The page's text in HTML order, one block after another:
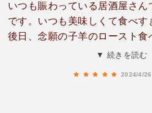
いつも賑わっている居酒屋さん
です。いつも美味しくて食べす
後日、念願の子羊のロースト食
味と焼き加減ですごく美味しか
▼ 続きを読む
2024/4/